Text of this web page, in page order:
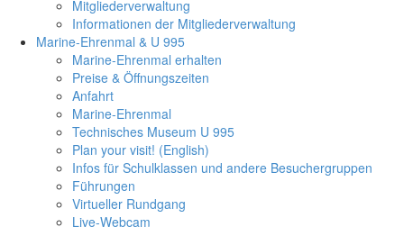
Mitgliederverwaltung
Informationen der Mitgliederverwaltung
Marine-Ehrenmal & U 995
Marine-Ehrenmal erhalten
Preise & Öffnungszeiten
Anfahrt
Marine-Ehrenmal
Technisches Museum U 995
Plan your visit! (English)
Infos für Schulklassen und andere Besuchergruppen
Führungen
Virtueller Rundgang
Live-Webcam